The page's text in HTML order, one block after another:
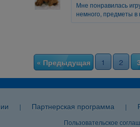
Мне понравилась
немного, предметы
« Предыдущая 1 2
| Партнерская программа |
Пользовательское